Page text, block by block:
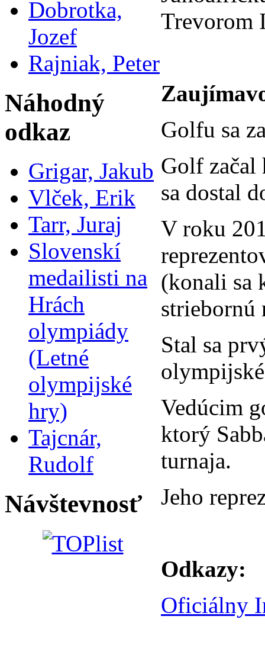
Dobrotka,
Jozef
Rajniak, Peter
Náhodný
odkaz
Grigar, Jakub
Vlček, Erik
Tarr, Juraj
Slovenskí
medailisti na
Hrách
olympiády
(Letné
olympijské
hry)
Tajcnár,
Rudolf
Návštevnosť
Trevorom
Golfu sa
Golf začal
sa dostal
V roku
(konali sa
striebornú
Stal sa
Vedúcim
ktorý
turnaja.
Jeho
Odkazy:
Oficiálny